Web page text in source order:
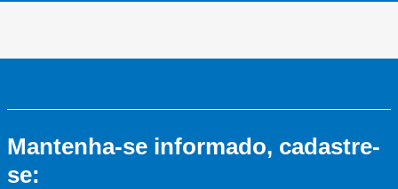
Mantenha-se informado, cadastre-
se: